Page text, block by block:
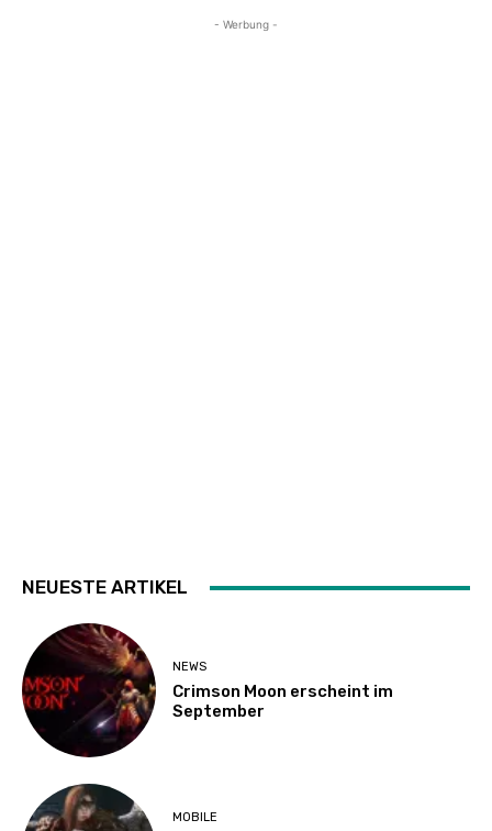
- Werbung -
NEUESTE ARTIKEL
NEWS
Crimson Moon erscheint im
September
MOBILE